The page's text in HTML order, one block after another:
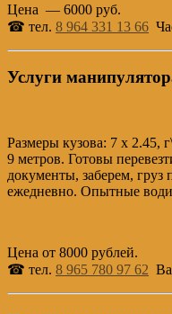
Цена — 6000 руб.
☎ тел. 8 964 331 13 66
Услуги
Размеры кузова: 7 х 2.45,
9 метров. Готовы
документы, заберем, груз
ежедневно. Опытные
Цена от 8000 рублей.
☎ тел. 8 965 780 97 62